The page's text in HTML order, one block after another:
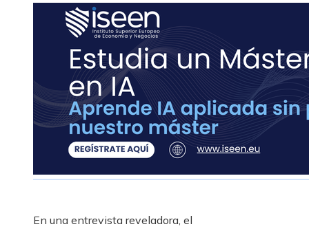
En una entrevista reveladora, el